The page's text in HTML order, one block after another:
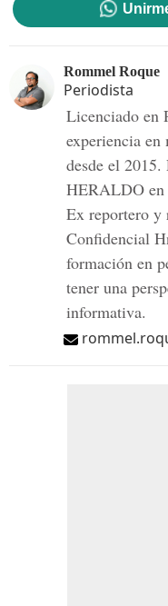
Rommel Roque
Periodista
Licenciado en
experiencia en
desde el
HERALDO en
Ex reportero y
Confidencial
formación en
tener una
informativa.